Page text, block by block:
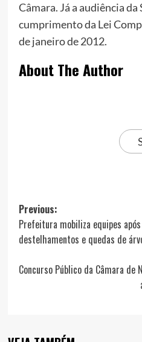
Câmara. Já a audiência da
cumprimento da Lei
de janeiro de 2012.
About The Author
Post
navigation
Previous:
Prefeitura mobiliza equipes
destelhamentos e quedas de
Concurso Público da Câmara de